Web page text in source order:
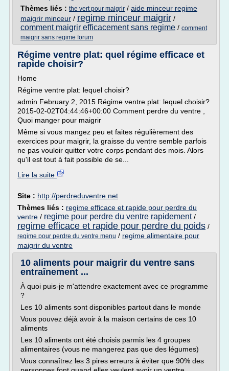
Thèmes liés : the vert pour maigrir / aide minceur regime
maigrir minceur / regime minceur maigrir /
comment maigrir efficacement sans regime / comment
maigrir sans regime forum
Régime ventre plat: quel régime efficace et
rapide choisir?
Home
Régime ventre plat: lequel choisir?
admin February 2, 2015 Régime ventre plat: lequel choisir?
2015-02-02T04:44:46+00:00 Comment perdre du ventre ,
Quoi manger pour maigrir
Même si vous mangez peu et faites régulièrement des
exercices pour maigrir, la graisse du ventre semble parfois
ne pas vouloir quitter votre corps pendant des mois. Alors
qu'il est tout à fait possible de se...
Lire la suite
Site : http://perdreduventre.net
Thèmes liés : regime efficace et rapide pour perdre du
ventre / regime pour perdre du ventre rapidement/
regime efficace et rapide pour perdre du poids /
regime pour perdre du ventre menu / regime alimentaire pour
maigrir du ventre
10 aliments pour maigrir du ventre sans
entraînement ...
À quoi puis-je m'attendre exactement avec ce programme
?
Les 10 aliments sont disponibles partout dans le monde
Vous pouvez déjà avoir à la maison certains de ces 10
aliments
Les 10 aliments ont été choisis parmis les 4 groupes
alimentaires (vous ne mangerez pas que des légumes)
Vous connaîtrez les 3 pires erreurs à éviter que 90% des